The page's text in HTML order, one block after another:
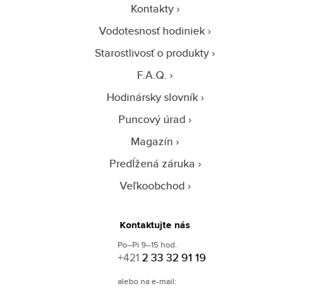
Kontakty
Vodotesnosť hodiniek
Starostlivosť o produkty
F.A.Q.
Hodinársky slovník
Puncový úrad
Magazín
Predĺžená záruka
Veľkoobchod
Kontaktujte nás
Po–Pi 9–15 hod.
+4212 33 32 91 19
alebo na e-mail: